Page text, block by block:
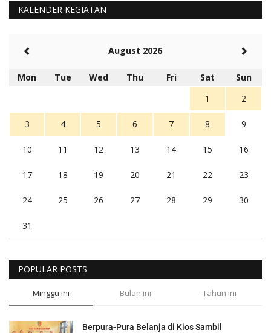
KALENDER KEGIATAN
August 2026
Mon Tue Wed Thu Fri Sat
Sun
1
2
3 4 5 6 7 8 9
10 11 12 13 14 15 16
17 18 19 20 21 22 23
24 25 26 27 28 29 30
31
POPULAR POSTS
Minggu ini Bulan ini Tahun ini
Berpura-Pura Belanja di Kios Sambil